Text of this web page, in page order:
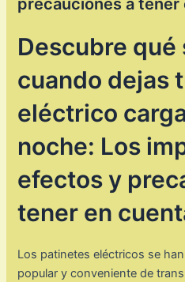
precauciones a tener
Descubre qué
cuando dejas
eléctrico
noche: Los
efectos y
tener en
Los patinetes eléctricos se
popular y conveniente de